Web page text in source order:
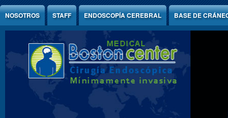
Jump to Content
NOSOTROS STAFF ENDOSCOPÍA CEREBRAL BASE DE